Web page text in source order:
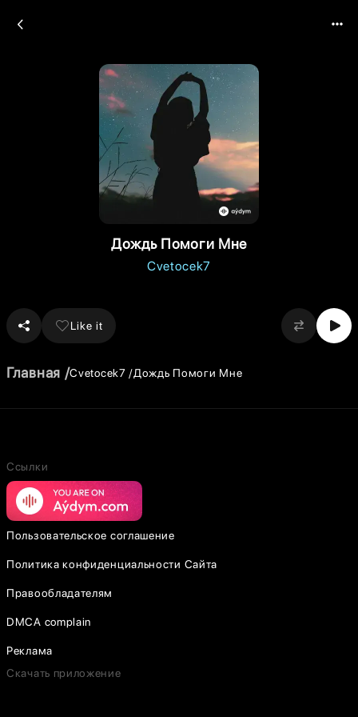
Дождь Помоги Мне
Cvetocek7
Like it
Главная Cvetocek7 Дождь Помоги Мне
Ссылки
Пользовательское соглашение
Политика конфиденциальности Сайта
Правообладателям
DMCA complain
Реклама
Скачать приложение